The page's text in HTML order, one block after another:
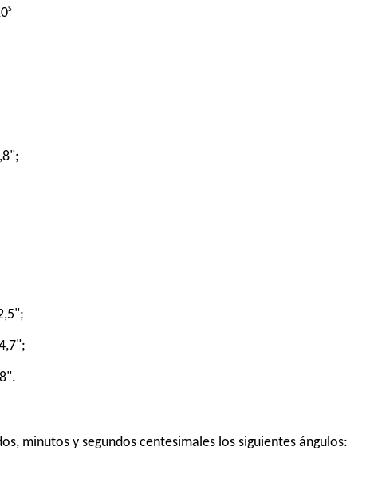
S
minutos y segundos centesimales los siguientes ángulos: